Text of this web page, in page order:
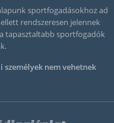
sportfogadásokhoz ad
rendszeresen jelennek
tapasztaltabb sportfogadók
személyek nem vehetnek